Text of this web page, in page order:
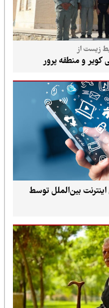
از
و منطقه پرور
۲.۷ برای اینترنت بین‌الملل توسط